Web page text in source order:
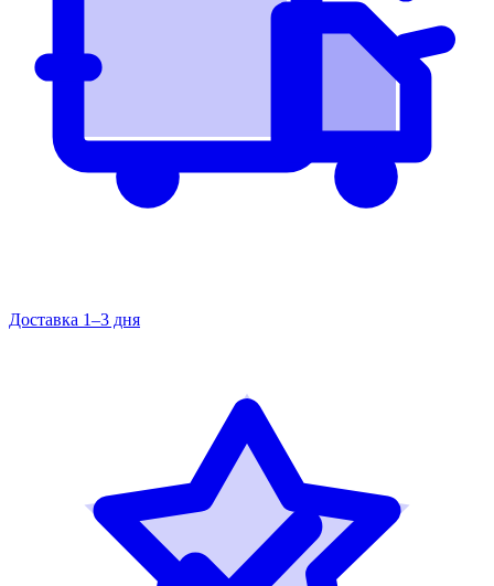
Доставка 1–3 дня